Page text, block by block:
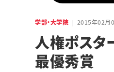
学部・大学院 2015年02月
人権ポスタ
最優秀賞